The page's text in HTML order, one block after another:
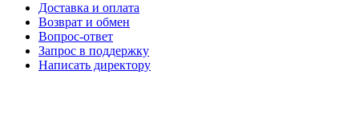
Доставка и оплата
Возврат и обмен
Вопрос-ответ
Запрос в поддержку
Написать директору